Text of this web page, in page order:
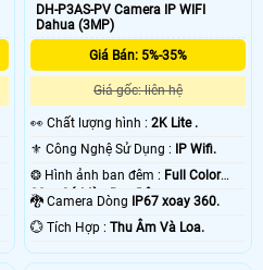
DH-P3AS-PV Camera IP WIFI
Dahua (3MP)
Giá Bán: 5%-35%
Giá gốc: liên hệ
️👀 Chất lượng hình :2K Lite .
⚜️ Công Nghệ Sử Dụng : IP Wifi.
❂ Hình ảnh ban đêm : Full Color
30m Có Màu Ban Ðêm.
🐉️ Camera Dòng IP67 xoay 360.
️💮 Tích Hợp :Thu Âm Và Loa.